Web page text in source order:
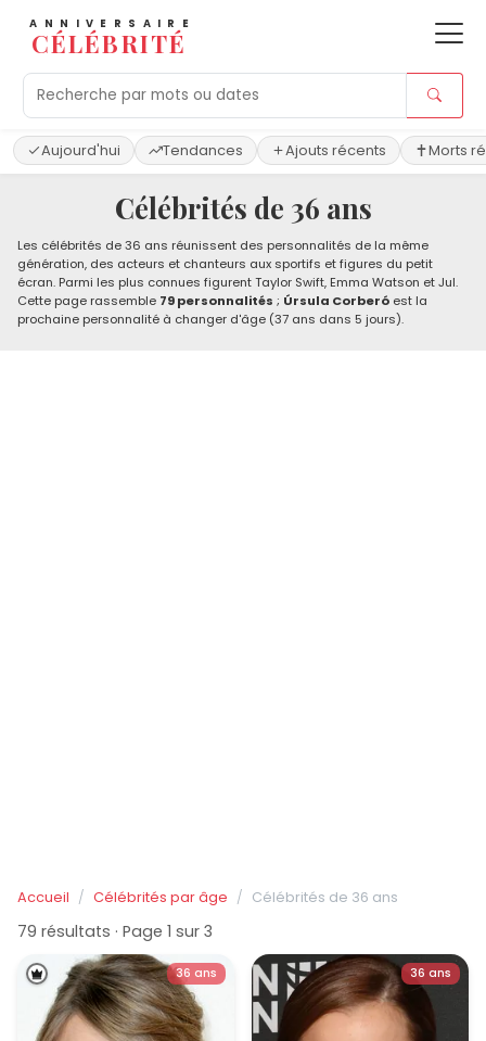
ANNIVERSAIRE
CÉLÉBRITÉ
Aujourd'hui Tendances Ajouts récents Morts
Célébrités de 36 ans
Les célébrités de 36 ans réunissent des personnalités de la même
génération, des acteurs et chanteurs aux sportifs et figures du petit
écran. Parmi les plus connues figurent Taylor Swift, Emma Watson et Jul.
Cette page rassemble 79 personnalités ; Úrsula Corberó est la
prochaine personnalité à changer d'âge (37 ans dans 5 jours).
Accueil Célébrités par âge Célébrités de 36 ans
79 résultats · Page 1 sur 3
36 ans 36 ans